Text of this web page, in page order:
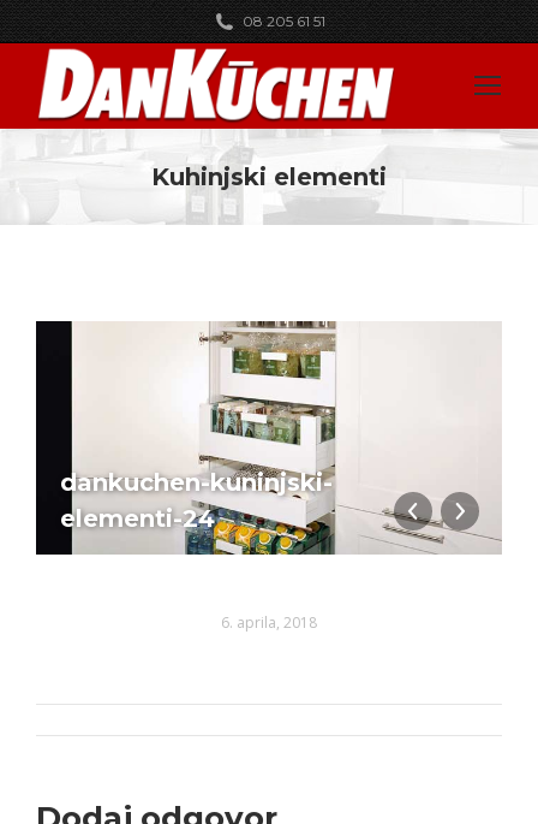
08 205 61 51
Kuhinjski elementi
You are here:
dankuchen-kuninjski-
elementi-24
6. aprila, 2018
Album